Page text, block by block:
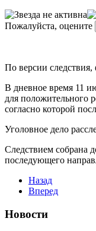
Пожалуйста, оцените
По версии
В дневное время 11
для положительного
согласно которой
Уголовное дело
Следствием собрана
последующего
Назад
Вперед
Новости